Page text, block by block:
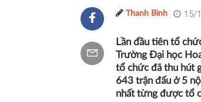
Thanh Bình 15/
Lần đầu tiên tổ
Trường Đại học
tổ chức đã thu hút
643 trận đấu ở 5
nhất từng được tổ